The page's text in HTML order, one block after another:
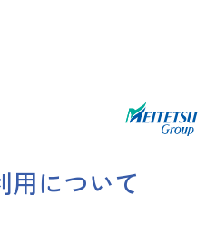
用について